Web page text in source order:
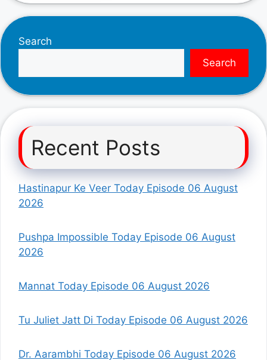
Search
Search
Recent Posts
Hastinapur Ke Veer Today Episode 06 August
2026
Pushpa Impossible Today Episode 06 August
2026
Mannat Today Episode 06 August 2026
Tu Juliet Jatt Di Today Episode 06 August 2026
Dr. Aarambhi Today Episode 06 August 2026